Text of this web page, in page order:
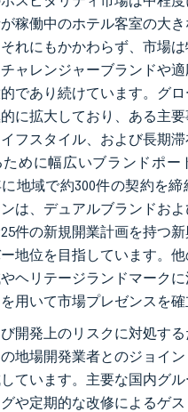
稼働中のホテル客室の大
れにもかかわらず、市場
ャレンジャーブランドや
であり続けています。グ
に拡大しており、ある主
フスタイル、および長期
めに幅広いブランドポー
に地域で約300件の契約を
は、デュアルブランドお
件の新規開業計画を持つ
地位を目指しています。
ヘリテージランドマーク
用いて市場プレゼンスを確
開発上のリスクに対処す
地場開発業者とのジョイ
ています。主要な国内グ
や定期的な改修によるゲ